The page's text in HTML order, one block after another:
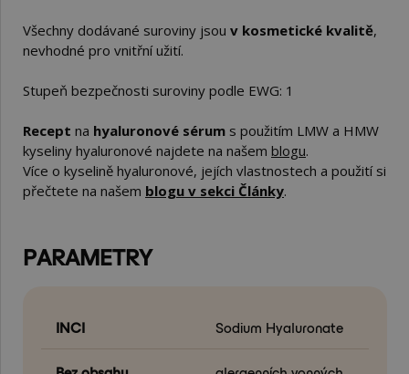
Všechny dodávané suroviny jsou v kosmetické kvalitě,
nevhodné pro vnitřní užití.
Stupeň bezpečnosti suroviny podle EWG: 1
Recept na hyaluronové sérum s použitím LMW a HMW
kyseliny hyaluronové najdete na našem blogu.
Více o kyselině hyaluronové, jejích vlastnostech a použití si
přečtete na našem blogu v sekci Články.
PARAMETRY
INCI Sodium Hyaluronate